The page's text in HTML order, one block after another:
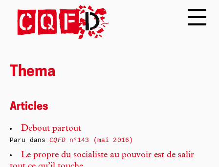
Thema
Articles
Debout partout
Paru dansCQFDn°143 (mai 2016)
Le propre du socialiste au pouvoir est de salir